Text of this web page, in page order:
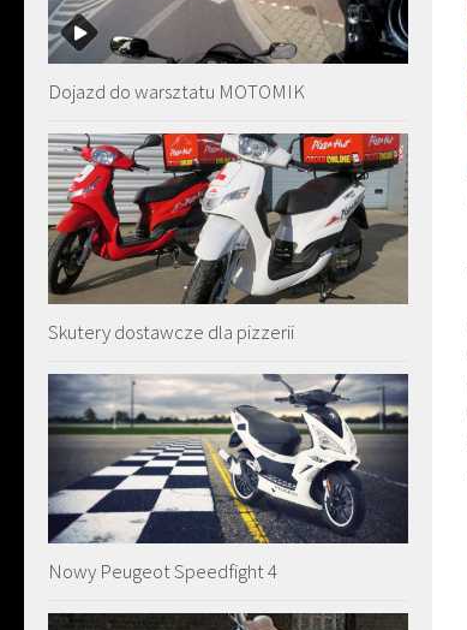
Dojazd do warsztatu MOTOMIK
Skutery dostawcze dla pizzerii
Nowy Peugeot Speedfight 4